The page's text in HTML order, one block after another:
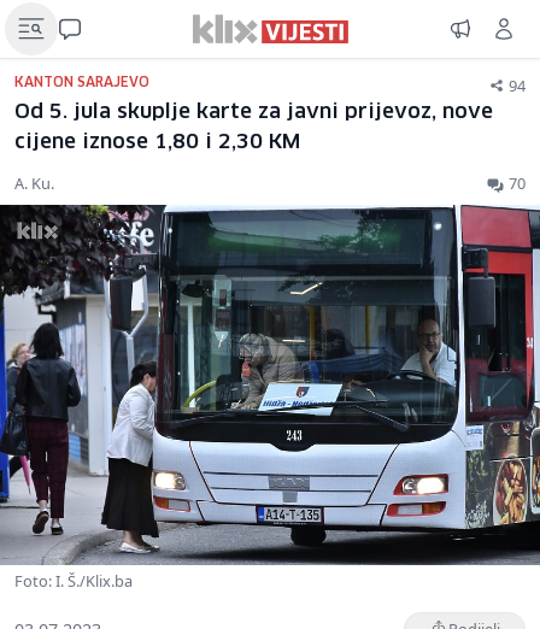
KANTON SARAJEVO 94
Od 5. jula skuplje karte za javni prijevoz, nove
cijene iznose 1,80 i 2,30 KM
A. Ku. 70
Foto: I. Š./Klix.ba